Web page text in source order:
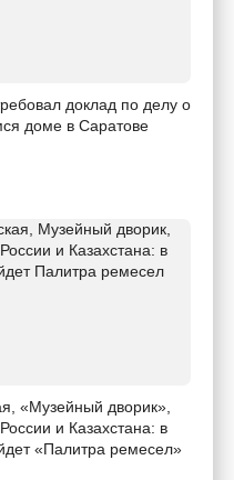
доклад по делу о
доме в Саратове
«Музейный дворик»,
и Казахстана: в
«Палитра ремесел»